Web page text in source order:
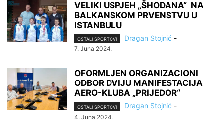
VELIKI USPJEH „ŠHODANA“ NA
BALKANSKOM PRVENSTVU U
ISTANBULU
OSTALI SPORTOVI Dragan Stojnić -
7. Juna 2024.
OFORMLJEN ORGANIZACIONI
ODBOR DVIJU MANIFESTACIJA
AERO-KLUBA „PRIJEDOR“
OSTALI SPORTOVI Dragan Stojnić -
4. Juna 2024.